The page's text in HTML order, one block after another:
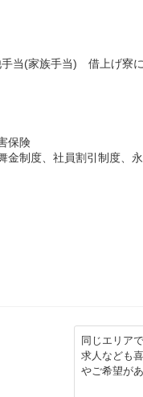
当(家族手当) 借上げ寮
保険
制度、社員割引制度、
同じエリア
求人なども
やご希望が